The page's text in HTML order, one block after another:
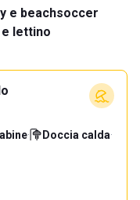
e beachsoccer
lettino
· Doccia calda·